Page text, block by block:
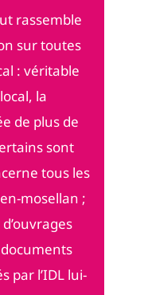
rassemble
sur toutes
: véritable
la
de plus de
sont
tous les
mosellan ;
par l’IDL lui-